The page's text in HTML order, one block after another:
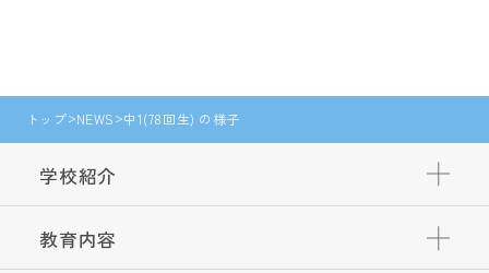
トップ NEWS 中1(78回生) の様子
学校紹介
教育内容